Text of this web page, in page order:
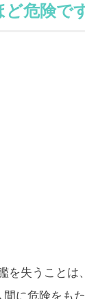
ど危険で
を失うことは
に危険をも